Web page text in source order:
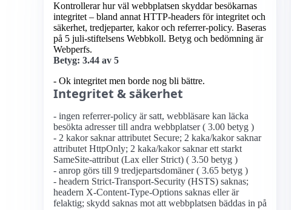
Kontrollerar hur väl webbplatsen skyddar besökarnas
integritet – bland annat HTTP-headers för integritet och
säkerhet, tredjeparter, kakor och referrer-policy. Baseras
på 5 juli-stiftelsens Webbkoll. Betyg och bedömning är
Webperfs.
Betyg: 3.44 av 5
- Ok integritet men borde nog bli bättre.
Integritet & säkerhet
- ingen referrer-policy är satt, webbläsare kan läcka
besökta adresser till andra webbplatser ( 3.00 betyg )
- 2 kakor saknar attributet Secure; 2 kaka/kakor saknar
attributet HttpOnly; 2 kaka/kakor saknar ett starkt
SameSite-attribut (Lax eller Strict) ( 3.50 betyg )
- anrop görs till 9 tredjepartsdomäner ( 3.65 betyg )
- headern Strict-Transport-Security (HSTS) saknas;
headern X-Content-Type-Options saknas eller är
felaktig; skydd saknas mot att webbplatsen bäddas in på